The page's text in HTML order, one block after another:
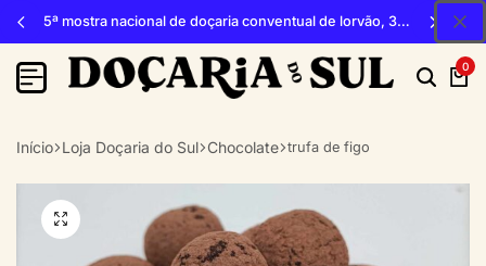
5ª mostra nacional de doçaria conventual de lorvão, 3, 4 e 5 de outubro 2026, penacova
0
Início Loja Doçaria do Sul Chocolate trufa de figo